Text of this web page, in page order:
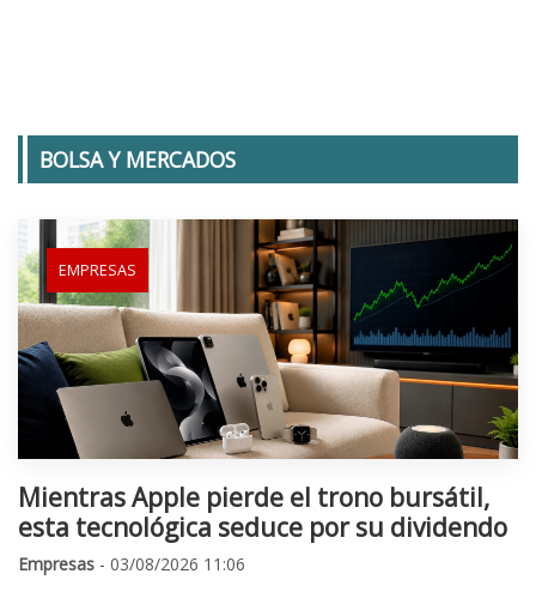
BOLSA Y MERCADOS
EMPRESAS
Mientras Apple pierde el trono bursátil,
esta tecnológica seduce por su dividendo
Empresas - 03/08/2026 11:06